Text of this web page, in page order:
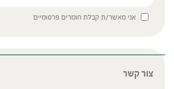
Please leave this field empty.
אני מאשר/ת קבלת חומרים פרסומיים
צור קשר